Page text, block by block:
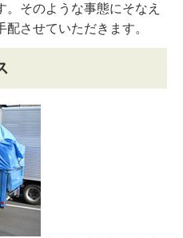
。そのような事態にそなえ
させていただきます。